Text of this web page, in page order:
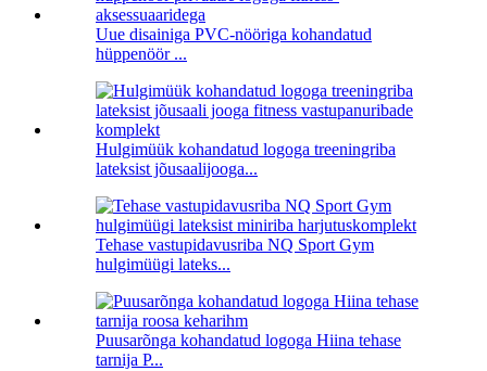
Uue disainiga PVC-nööriga kohandatud
hüppenöör ...
Hulgimüük kohandatud logoga treeningriba
lateksist jõusaalijooga...
Tehase vastupidavusriba NQ Sport Gym
hulgimüügi lateks...
Puusarõnga kohandatud logoga Hiina tehase
tarnija P...